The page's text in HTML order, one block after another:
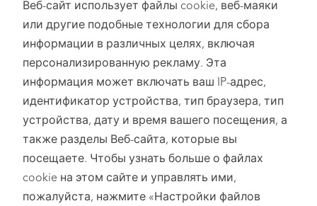
Веб-сайт использует файлы cookie, веб-маяки
или другие подобные технологии для сбора
информации в различных целях, включая
персонализированную рекламу. Эта
информация может включать ваш IP-адрес,
идентификатор устройства, тип браузера, тип
устройства, дату и время вашего посещения, а
также разделы Веб-сайта, которые вы
посещаете. Чтобы узнать больше о файлах
cookie на этом сайте и управлять ими,
пожалуйста, нажмите «Настройки файлов